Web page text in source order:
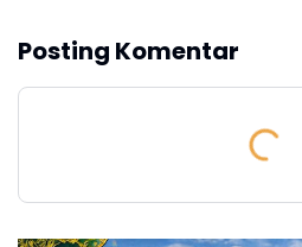
Posting Komentar